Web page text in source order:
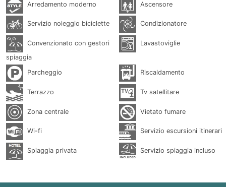
Arredamento moderno Ascensore
Servizio noleggio biciclette Condizionatore
Convenzionato con gestori
spiaggia
Lavastoviglie
Parcheggio Riscaldamento
Terrazzo Tv satellitare
Zona centrale Vietato fumare
Wi-fi Servizio escursioni itinerari
Spiaggia privata Servizio spiaggia incluso